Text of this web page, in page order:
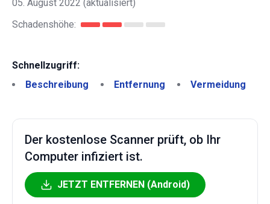
05. August 2022 (aktualisiert)
Schadenshöhe:
Schnellzugriff:
Beschreibung
Entfernung Vermeidung
Der kostenlose Scanner prüft, ob Ihr
Computer infiziert ist.
JETZT ENTFERNEN (Android)